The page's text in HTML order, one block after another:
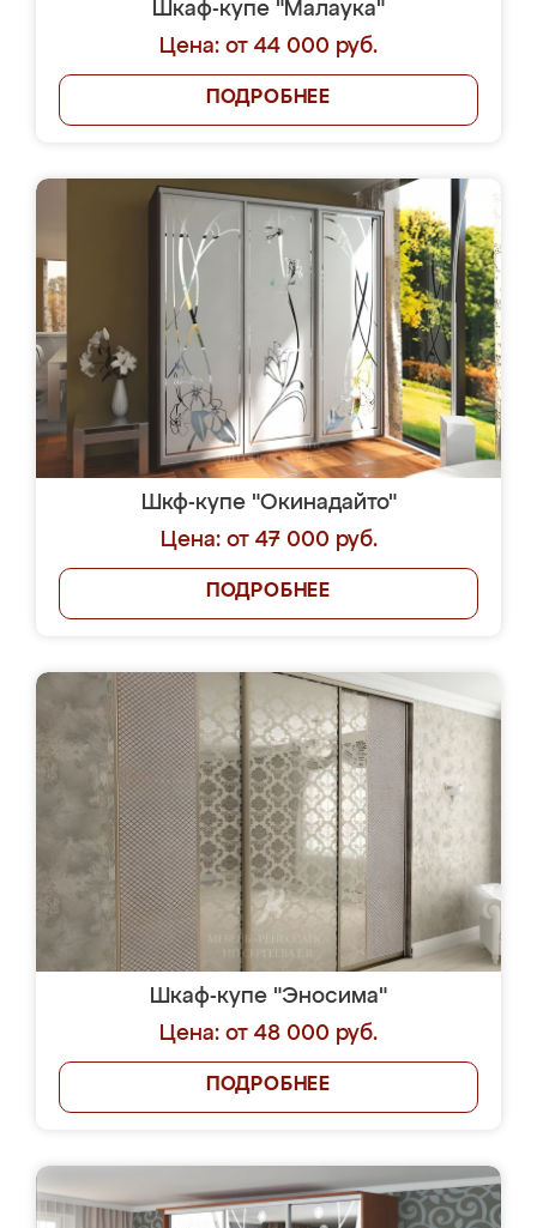
Шкаф-купе "Малаука"
Цена: от 44 000 руб.
ПОДРОБНЕЕ
Шкф-купе "Окинадайто"
Цена: от 47 000 руб.
ПОДРОБНЕЕ
Шкаф-купе "Эносима"
Цена: от 48 000 руб.
ПОДРОБНЕЕ